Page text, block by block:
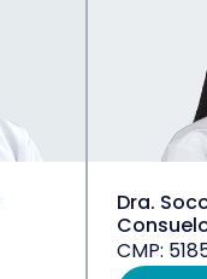
Dra.
CMP: